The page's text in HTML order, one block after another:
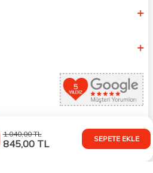
1.040,00TL
845,00TL SEPETE EKLE